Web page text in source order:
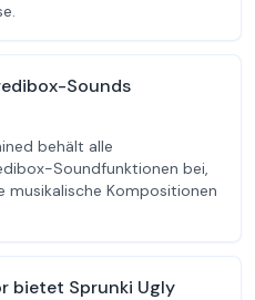
Sounds
behält alle
Soundfunktionen bei,
musikalische Kompositionen
bietet Sprunki Ugly